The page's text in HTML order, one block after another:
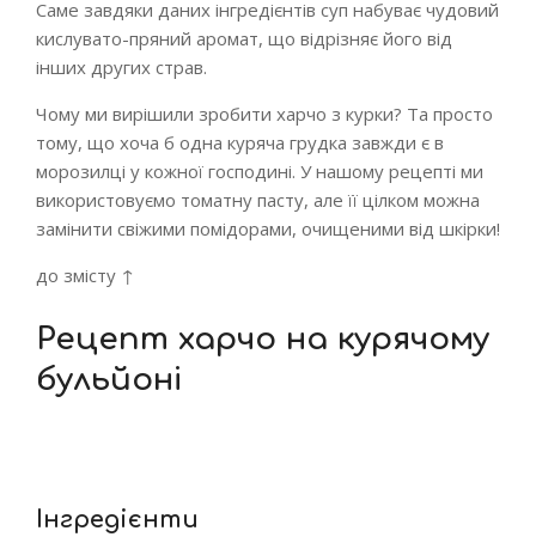
Саме завдяки даних інгредієнтів суп набуває чудовий
кислувато-пряний аромат, що відрізняє його від
інших других страв.
Чому ми вирішили зробити харчо з курки? Та просто
тому, що хоча б одна куряча грудка завжди є в
морозилці у кожної господині. У нашому рецепті ми
використовуємо томатну пасту, але її цілком можна
замінити свіжими помідорами, очищеними від шкірки!
до змісту ↑
Рецепт харчо на курячому
бульйоні
Інгредієнти